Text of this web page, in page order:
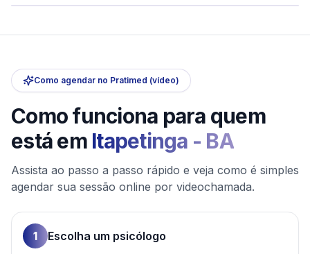
Como agendar no Pratimed (vídeo)
Como funciona para quem
está em Itapetinga - BA
Assista ao passo a passo rápido e veja como é simples
agendar sua sessão online por videochamada.
1 Escolha um psicólogo